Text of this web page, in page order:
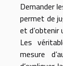
Demander
permet de
et d’obtenir
Les
mesure